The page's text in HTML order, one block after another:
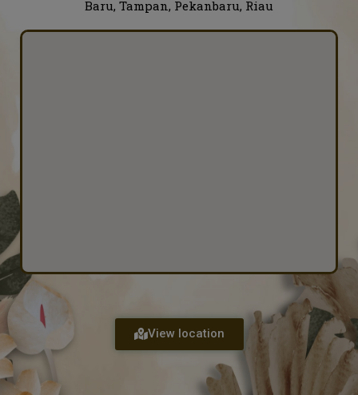
Baru, Tampan, Pekanbaru, Riau
View location